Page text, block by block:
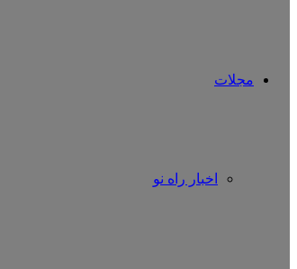
مجلات
اخبار راه نو